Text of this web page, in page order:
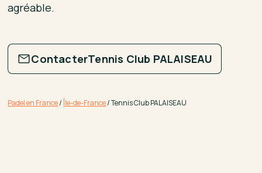
agréable.
ContacterTennis Club PALAISEAU
Padel en France/ Île-de-France/Tennis Club PALAISEAU